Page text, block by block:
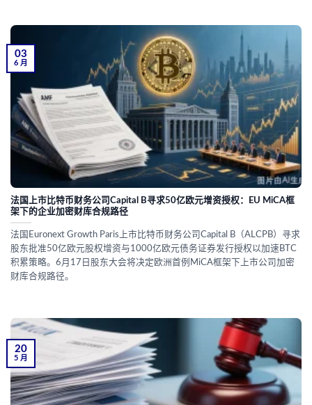
法国上市比特币财务公司Capital B寻求50亿欧元增资授权：EU MiCA框
架下的企业加密财库合规路径
法国Euronext Growth Paris上市比特币财务公司Capital B（ALCPB）寻求
股东批准50亿欧元股权增资与1000亿欧元债务证券发行授权以加速BTC
积累策略。6月17日股东大会将决定欧洲首例MiCA框架下上市公司加密
财库合规路径。
03
6 月
20
5 月